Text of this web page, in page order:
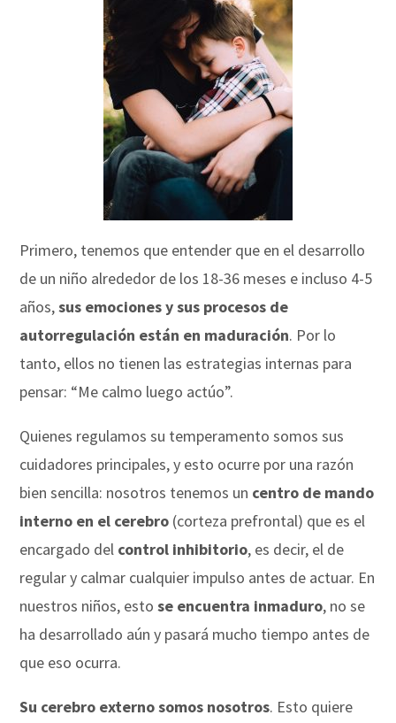
Primero, tenemos que entender que en el desarrollo
de un niño alrededor de los 18-36 meses e incluso 4-5
años,sus emociones y sus procesos de
autorregulación están en maduración. Por lo
tanto, ellos no tienen las estrategias internas para
pensar: “Me calmo luego actúo”.
Quienes regulamos su temperamento somos sus
cuidadores principales, y esto ocurre por una razón
bien sencilla: nosotros tenemos un centro de mando
interno en el cerebro (corteza prefrontal) que es el
encargado del control inhibitorio, es decir, el de
regular y calmar cualquier impulso antes de actuar. En
nuestros niños, estose encuentra inmaduro, no se
ha desarrollado aún y pasará mucho tiempo antes de
que eso ocurra.
Su cerebro externo somos nosotros. Esto quiere